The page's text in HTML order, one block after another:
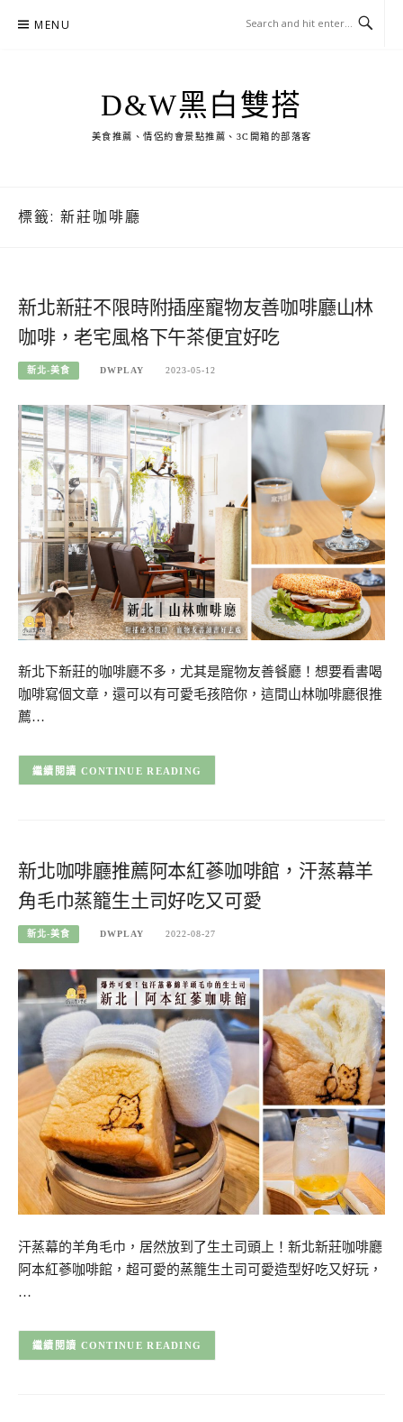
MENU
D&W黑白雙搭
美食推薦、情侶約會景點推薦、3C開箱的部落客
標籤: 新莊咖啡廳
新北新莊不限時附插座寵物友善咖啡廳山林
咖啡，老宅風格下午茶便宜好吃
新北-美食 DWPLAY 2023-05-12
新北下新莊的咖啡廳不多，尤其是寵物友善餐廳！想要看書喝
咖啡寫個文章，還可以有可愛毛孩陪你，這間山林咖啡廳很推
薦…
CONTINUE READING
新北咖啡廳推薦阿本紅蔘咖啡館，汗蒸幕羊
角毛巾蒸籠生土司好吃又可愛
新北-美食 DWPLAY 2022-08-27
汗蒸幕的羊角毛巾，居然放到了生土司頭上！新北新莊咖啡廳
阿本紅蔘咖啡館，超可愛的蒸籠生土司可愛造型好吃又好玩，
…
CONTINUE READING